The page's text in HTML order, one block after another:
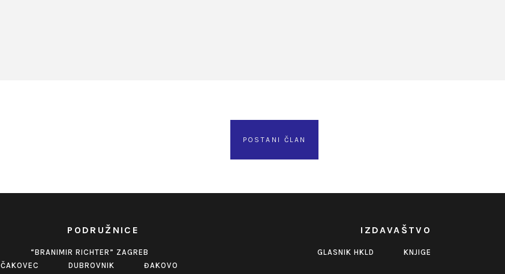
POSTANI ČLAN
PODRUŽNICE
“BRANIMIR RICHTER” ZAGREB
ČAKOVEC
DUBROVNIK ĐAKOVO
IZDAVAŠTVO
GLASNIK HKLD KNJIGE